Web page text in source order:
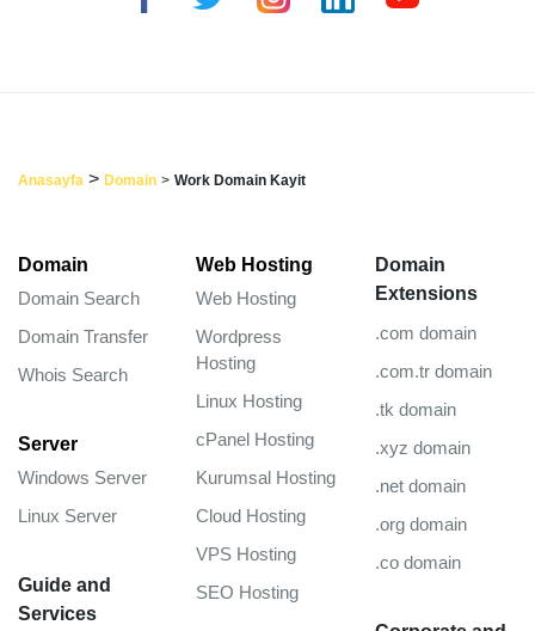
Anasayfa > Domain > Work Domain Kayit
Domain
Domain Search
Domain Transfer
Whois Search
Server
Windows Server
Linux Server
Guide and
Services
Web Hosting
Web Hosting
Wordpress
Hosting
Linux Hosting
cPanel Hosting
Kurumsal Hosting
Cloud Hosting
VPS Hosting
SEO Hosting
Domain
Extensions
.com domain
.com.tr domain
.tk domain
.xyz domain
.net domain
.org domain
.co domain